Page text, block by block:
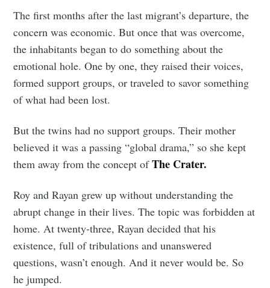
The first months after the last migrant’s departure, the
concern was economic. But once that was overcome,
the inhabitants began to do something about the
emotional hole. One by one, they raised their voices,
formed support groups, or traveled to savor something
of what had been lost.
But the twins had no support groups. Their mother
believed it was a passing “global drama,” so she kept
them away from the concept ofThe Crater.
Roy and Rayan grew up without understanding the
abrupt change in their lives. The topic was forbidden at
home. At twenty-three, Rayan decided that his
existence, full of tribulations and unanswered
questions, wasn’t enough. And it never would be. So
he jumped.